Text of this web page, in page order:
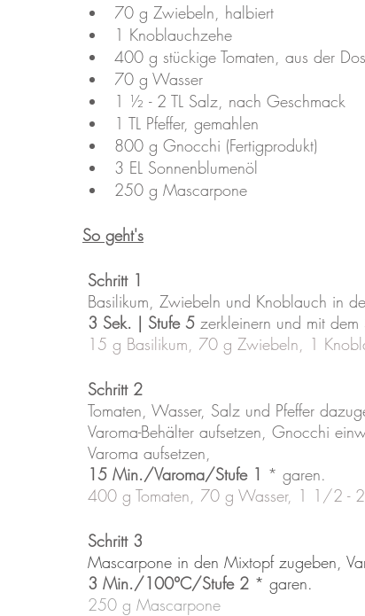
70 g Zwiebeln, halbiert
1 Knoblauchzehe
400 g stückige Tomaten, aus der
70 g Wasser
1 ½ - 2 TL Salz, nach Geschmack
1 TL Pfeffer, gemahlen
800 g Gnocchi (Fertigprodukt)
3 EL Sonnenblumenöl
250 g Mascarpone
So geht's
Schritt 1
Basilikum, Zwiebeln und Knoblauch in
3 Sek. | Stufe 5 zerkleinern und mit
15 g Basilikum, 70 g Zwiebeln, 1
Schritt 2
Tomaten, Wasser, Salz und Pfeffer
Varoma-Behälter aufsetzen, Gnocchi
Varoma aufsetzen,
15 Min./Varoma/Stufe 1 * garen.
400 g Tomaten, 70 g Wasser, 1 1/2 -
Schritt 3
Mascarpone in den Mixtopf zugeben,
3 Min./100°C/Stufe 2 * garen.
250 g Mascarpone